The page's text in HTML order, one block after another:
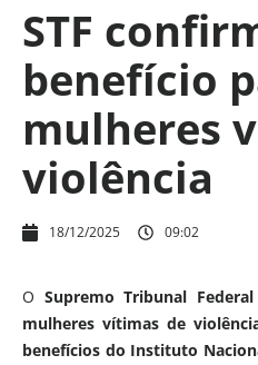
STF
benefício
mulheres
violência
18/12/2025 09:02
O Supremo Tribunal
mulheres vítimas de
benefícios do Instituto